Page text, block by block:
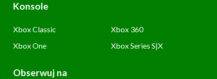
Konsole
Xbox Classic
Xbox 360
Xbox One
Xbox Series S|X
Obserwuj na